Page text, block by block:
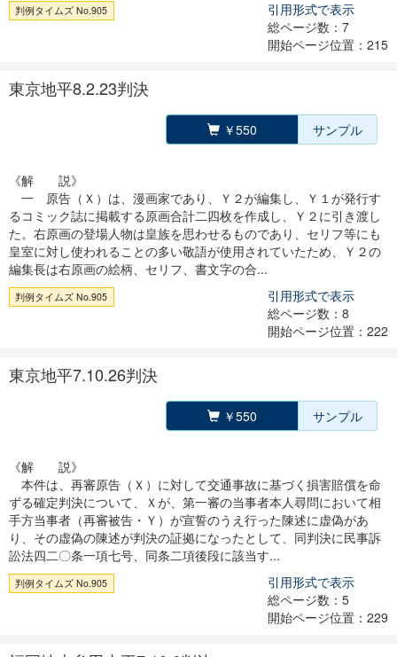
判例タイムズ No.905
引用形式で表示
総ページ数：7
開始ページ位置：215
東京地平8.2.23判決
￥550 サンプル
《解 説》
一 原告（Ｘ）は、漫画家であり、Ｙ２が編集し、Ｙ１が発行す
るコミック誌に掲載する原画合計二四枚を作成し、Ｙ２に引き渡し
た。右原画の登場人物は皇族を思わせるものであり、セリフ等にも
皇室に対し使われることの多い敬語が使用されていたため、Ｙ２の
編集長は右原画の絵柄、セリフ、書文字の合...
判例タイムズ No.905
引用形式で表示
総ページ数：8
開始ページ位置：222
東京地平7.10.26判決
￥550 サンプル
《解 説》
本件は、再審原告（Ｘ）に対して交通事故に基づく損害賠償を命
ずる確定判決について、Ｘが、第一審の当事者本人尋問において相
手方当事者（再審被告・Ｙ）が宣誓のうえ行った陳述に虚偽があ
り、その虚偽の陳述が判決の証拠になったとして、同判決に民事訴
訟法四二〇条一項七号、同条二項後段に該当す...
判例タイムズ No.905
引用形式で表示
総ページ数：5
開始ページ位置：229